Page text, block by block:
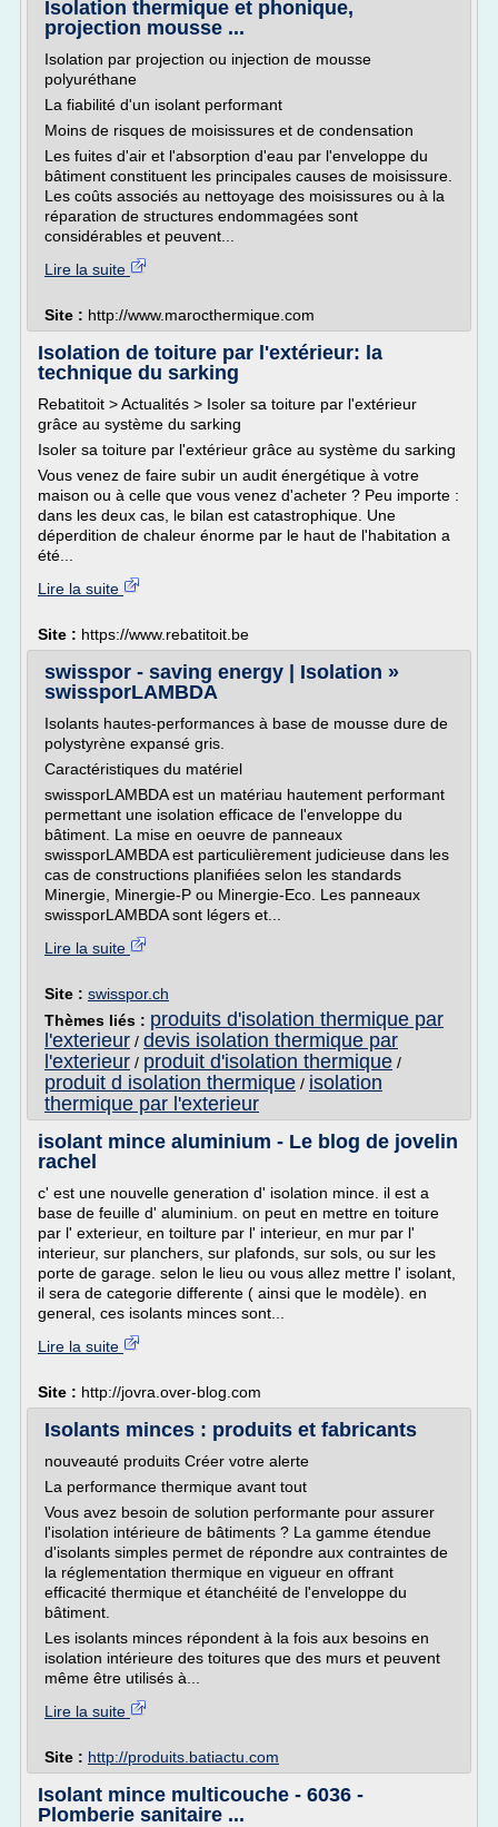
Isolation thermique et phonique,
projection mousse ...
Isolation par projection ou injection de mousse
polyuréthane
La fiabilité d'un isolant performant
Moins de risques de moisissures et de condensation
Les fuites d'air et l'absorption d'eau par l'enveloppe du
bâtiment constituent les principales causes de moisissure.
Les coûts associés au nettoyage des moisissures ou à la
réparation de structures endommagées sont
considérables et peuvent...
Lire la suite
Site : http://www.marocthermique.com
Isolation de toiture par l'extérieur: la
technique du sarking
Rebatitoit > Actualités > Isoler sa toiture par l'extérieur
grâce au système du sarking
Isoler sa toiture par l'extérieur grâce au système du sarking
Vous venez de faire subir un audit énergétique à votre
maison ou à celle que vous venez d'acheter ? Peu importe :
dans les deux cas, le bilan est catastrophique. Une
déperdition de chaleur énorme par le haut de l'habitation a
été...
Lire la suite
Site : https://www.rebatitoit.be
swisspor - saving energy | Isolation »
swissporLAMBDA
Isolants hautes-performances à base de mousse dure de
polystyrène expansé gris.
Caractéristiques du matériel
swissporLAMBDA est un matériau hautement performant
permettant une isolation efficace de l'enveloppe du
bâtiment. La mise en oeuvre de panneaux
swissporLAMBDA est particulièrement judicieuse dans les
cas de constructions planifiées selon les standards
Minergie, Minergie-P ou Minergie-Eco. Les panneaux
swissporLAMBDA sont légers et...
Lire la suite
Site : swisspor.ch
Thèmes liés : produits d'isolation thermique par
l'exterieur / devis isolation thermique par
l'exterieur / produit d'isolation thermique /
produit d isolation thermique / isolation
thermique par l'exterieur
isolant mince aluminium - Le blog de jovelin
rachel
c' est une nouvelle generation d' isolation mince. il est a
base de feuille d' aluminium. on peut en mettre en toiture
par l' exterieur, en toilture par l' interieur, en mur par l'
interieur, sur planchers, sur plafonds, sur sols, ou sur les
porte de garage. selon le lieu ou vous allez mettre l' isolant,
il sera de categorie differente ( ainsi que le modèle). en
general, ces isolants minces sont...
Lire la suite
Site : http://jovra.over-blog.com
Isolants minces : produits et fabricants
nouveauté produits Créer votre alerte
La performance thermique avant tout
Vous avez besoin de solution performante pour assurer
l'isolation intérieure de bâtiments ? La gamme étendue
d'isolants simples permet de répondre aux contraintes de
la réglementation thermique en vigueur en offrant
efficacité thermique et étanchéité de l'enveloppe du
bâtiment.
Les isolants minces répondent à la fois aux besoins en
isolation intérieure des toitures que des murs et peuvent
même être utilisés à...
Lire la suite
Site : http://produits.batiactu.com
Isolant mince multicouche - 6036 -
Plomberie sanitaire ...